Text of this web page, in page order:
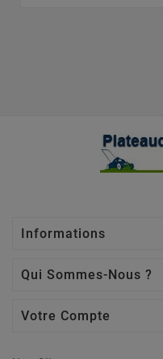
Informations
Qui Sommes-Nous ?
Votre Compte